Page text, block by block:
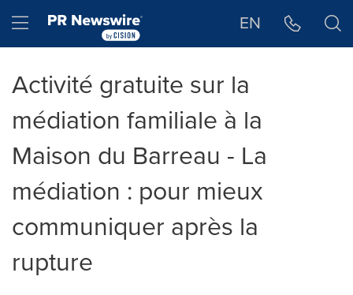
Hamburger menu EN
Activité gratuite sur la
médiation familiale à la
Maison du Barreau - La
médiation : pour mieux
communiquer après la
rupture